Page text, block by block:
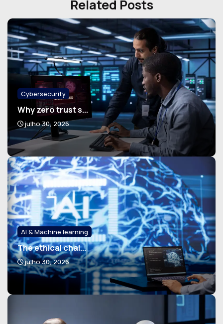
Related Posts
Cybersecurity
Why zero trust s...
julho 30, 2026
AI & Machine learning
The ethical chal...
julho 30, 2026